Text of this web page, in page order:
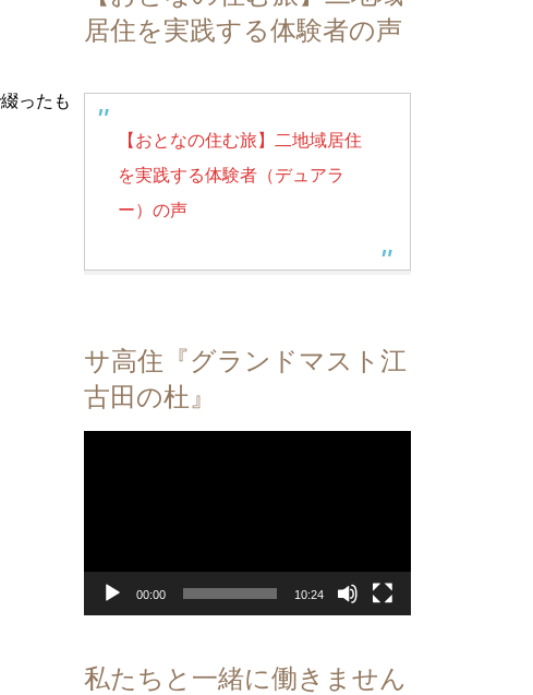
ったも
居住を実践する体験者の声
【おとなの住む旅】二地域居住
を実践する体験者（デュアラ
ー）の声
サ高住『グランドマスト江
古田の杜』
ヤ
00:00 10:24
私たちと一緒に働きません